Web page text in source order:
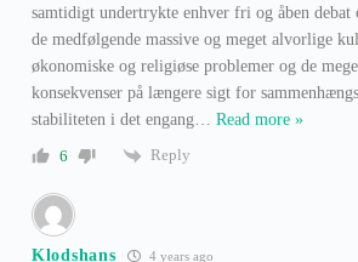
samtidigt undertrykte enhver fri og åben debat
de medfølgende massive og meget alvorlige
økonomiske og religiøse problemer og de
konsekvenser på længere sigt for
stabiliteten i det engang… Read more »
6
Reply
Klodshans 4 years ago